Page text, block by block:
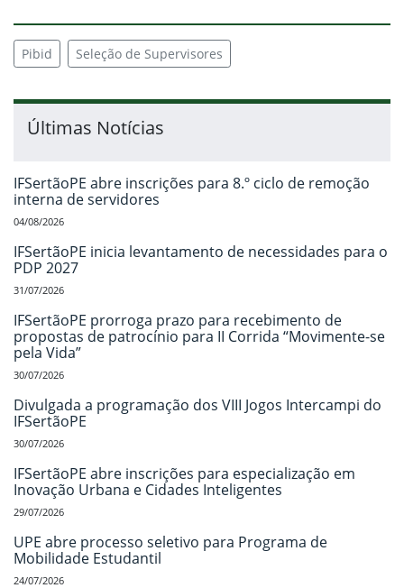
Pibid Seleção de Supervisores
Últimas Notícias
IFSertãoPE abre inscrições para 8.º ciclo de remoção
interna de servidores
04/08/2026
IFSertãoPE inicia levantamento de necessidades para o
PDP 2027
31/07/2026
IFSertãoPE prorroga prazo para recebimento de
propostas de patrocínio para II Corrida “Movimente-se
pela Vida”
30/07/2026
Divulgada a programação dos VIII Jogos Intercampi do
IFSertãoPE
30/07/2026
IFSertãoPE abre inscrições para especialização em
Inovação Urbana e Cidades Inteligentes
29/07/2026
UPE abre processo seletivo para Programa de
Mobilidade Estudantil
24/07/2026